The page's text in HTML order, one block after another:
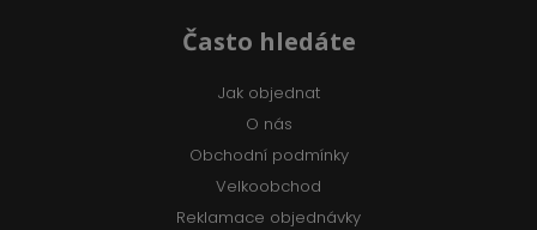
Často hledáte
Jak objednat
O nás
Obchodní podmínky
Velkoobchod
Reklamace objednávky